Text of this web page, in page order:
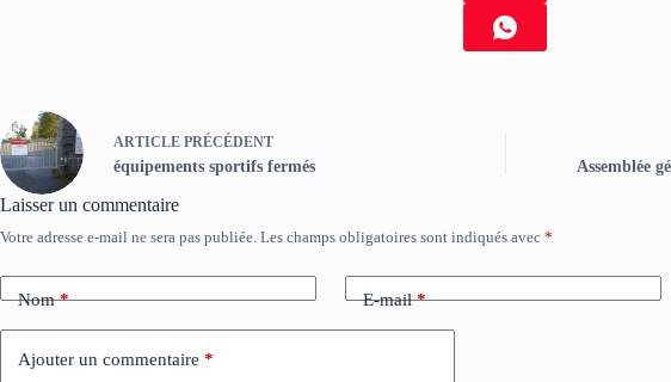
ARTICLE PRÉCÉDENT
équipements sportifs fermés Assemblée
Laisser un commentaire
Votre adresse e-mail ne sera pas publiée. Les champs obligatoires sont indiqués avec *
Nom* E-mail*
Ajouter un commentaire *